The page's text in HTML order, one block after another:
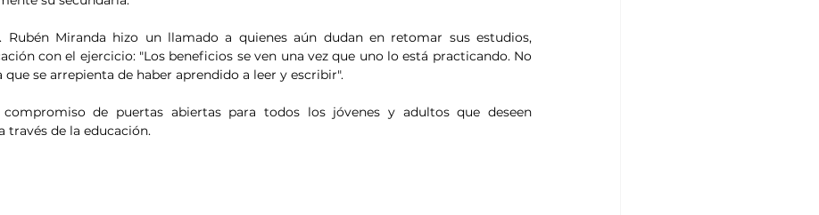
Rubén Miranda hizo un llamado a quienes aún dudan en retomar sus estudios,
con el ejercicio: "Los beneficios se ven una vez que uno lo está practicando. No
se arrepienta de haber aprendido a leer y escribir".
de puertas abiertas para todos los jóvenes y adultos que deseen
través de la educación.